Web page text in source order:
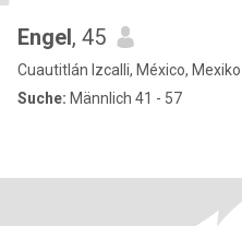
Engel, 45
Cuautitlán Izcalli, México, Mexiko
Suche: Männlich 41 - 57